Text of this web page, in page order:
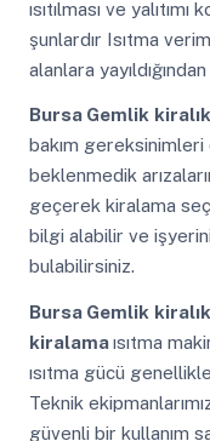
ısıtılması ve
şunlardır Isıtma
alanlara
Bursa Gemlik
bakım gereksinimleri
beklenmedik
geçerek kiralama
bilgi alabilir ve
bulabilirsiniz.
Bursa Gemlik
kiralamaısıtma
ısıtma gücü
Teknik
güvenli bir kullanım